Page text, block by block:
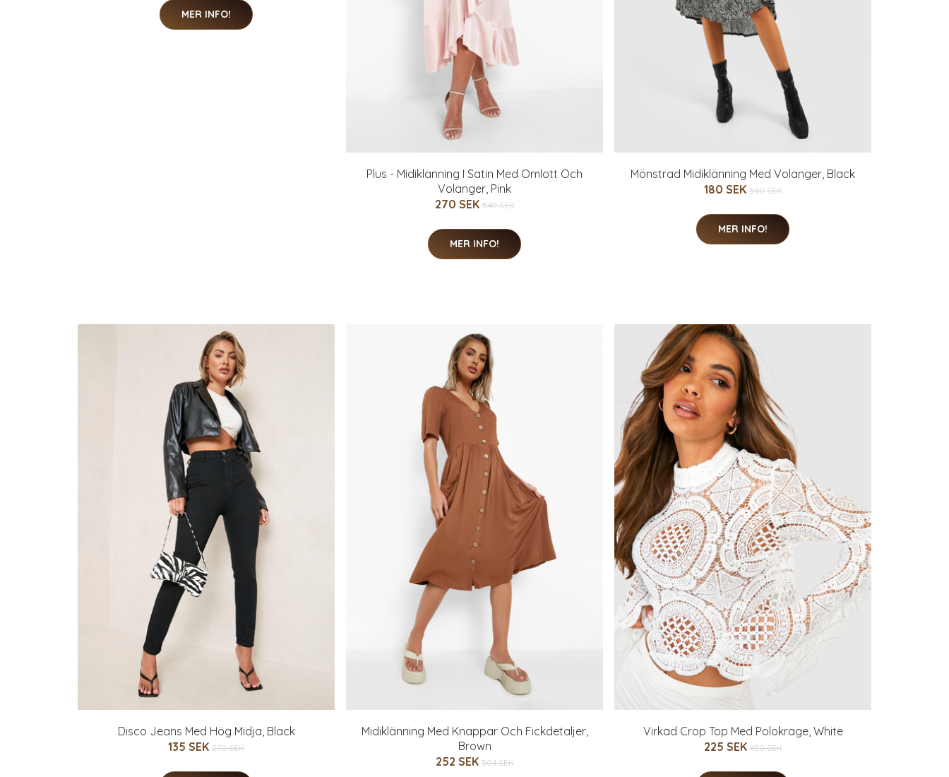
MER INFO!
Plus - Midiklänning I Satin Med Omlott Och
Volanger, Pink
270 SEK 540 SEK
MER INFO!
Mönstrad Midiklänning Med Volanger, Black
180 SEK 360 SEK
MER INFO!
Disco Jeans Med Hög Midja, Black
135 SEK 270 SEK
Midiklänning Med Knappar Och Fickdetaljer,
Brown
252 SEK 504 SEK
Virkad Crop Top Med Polokrage, White
225 SEK 450 SEK